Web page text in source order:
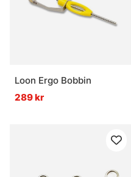
Loon Ergo Bobbin
289 kr